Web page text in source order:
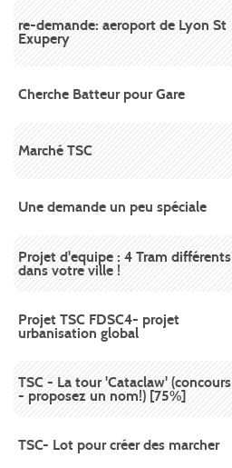
re-demande: aeroport de Lyon St
Exupery
Cherche Batteur pour Gare
Marché TSC
Une demande un peu spéciale
Projet d'equipe : 4 Tram différents
dans votre ville !
Projet TSC FDSC4- projet
urbanisation global
TSC - La tour 'Cataclaw' (concours
- proposez un nom!) [75%]
TSC- Lot pour créer des marcher